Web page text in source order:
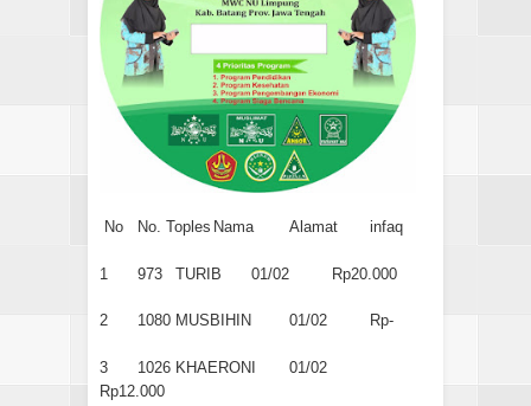
No No. Toples Nama Alamat infaq
1 973 TURIB 01/02 Rp20.000
2 1080 MUSBIHIN 01/02 Rp-
3 1026 KHAERONI
01/02
Rp12.000